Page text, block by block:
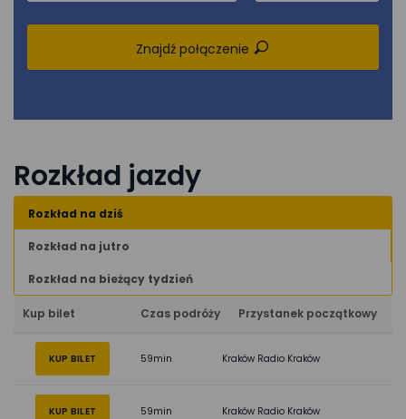
Znajdź połączenie
Rozkład jazdy
Rozkład na dziś
Rozkład na jutro
Rozkład na bieżący tydzień
Kup bilet Czas podróży Przystanek początkowy
KUP BILET 59min Kraków Radio Kraków
KUP BILET 59min Kraków Radio Kraków